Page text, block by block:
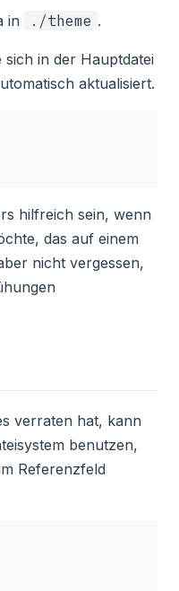
in ./theme .
sich in der Hauptdatei
aktualisiert.
hilfreich sein, wenn
das auf einem
nicht vergessen,
verraten hat, kann
benutzen,
Referenzfeld